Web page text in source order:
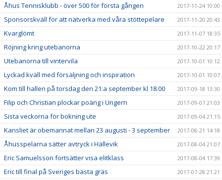
Åhus Tennisklubb - över 500 för första gången 2017-11-24 10:00
Sponsorskväll för att nätverka med våra stöttepelare 2017-11-20 20:43
Kvarglömt 2017-11-07 18:35
Röjning kring utebanorna 2017-10-22 20:17
Utebanorna till vintervila 2017-10-01 10:12
Lyckad kväll med försäljning och inspiration 2017-10-01 10:07
Kom till hallen på torsdag den 21:a september kl 18.00 2017-09-18 13:30
Filip och Christian plockar poäng i Ungern 2017-09-07 21:03
Sista veckorna för bokning ute 2017-09-04 21:15
Kansliet är obemannat mellan 23 augusti - 3 september 2017-08-21 14:18
Åhusspelarna sätter avtryck i Hällevik 2017-08-04 21:07
Eric Samuelsson fortsätter visa elitklass 2017-08-04 17:39
Eric till final på Sveriges bästa gräs 2017-07-28 21:21